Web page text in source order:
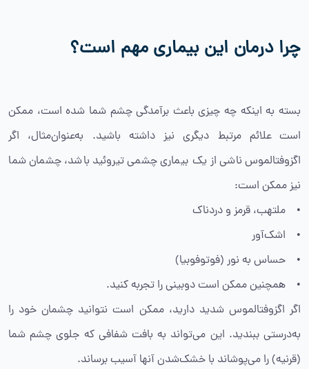
چرا درمان این بیماری مهم است؟
بسته به اینکه چه چیزی باعث برآمدگی چشم شما شده است، ممکن
است علائم مرتبط دیگری نیز داشته باشید. به‌عنوان‌مثال، اگر
اگزوفتالموس ناشی از یک بیماری چشمی تیروئید باشد، چشمان شما
نیز ممکن است:
• ملتهب، قرمز و دردناک
• اشک‌آور
• حساس به نور (فوتوفوبیا)
• همچنین ممکن است دوبینی را تجربه کنید.
اگر اگزوفتالموس شدید دارید، ممکن است نتوانید چشمان خود را
به‌درستی ببندید. این می‌تواند به بافت شفافی که جلوی چشم شما
(قرنیه) را می‌پوشاند با خشک‌شدن آنها آسیب برساند.